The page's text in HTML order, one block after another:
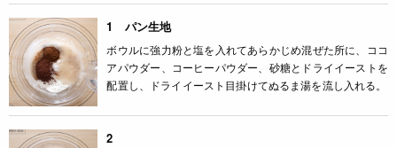
1 パン生地
ボウルに強力粉と塩を入れてあらかじめ混ぜた所に、ココ
アパウダー、コーヒーパウダー、砂糖とドライイーストを
配置し、ドライイースト目掛けてぬるま湯を流し入れる。
2